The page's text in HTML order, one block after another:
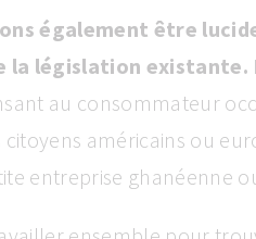
également être
la législation existante.
au consommateur
américains ou
entreprise ghanéenne